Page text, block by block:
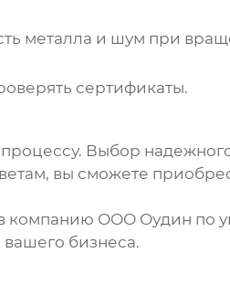
металла и шум при
сертификаты.
Выбор
вы сможете
компанию ООО Оудин по
бизнеса.